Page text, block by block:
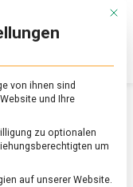
Online-
Magazin
zu
&
Ernährung
Mit
von ihnen sind
und Ihre
zu optionalen
um
auf unserer Website.